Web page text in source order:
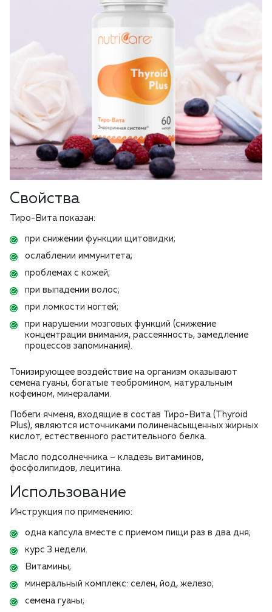
Свойства
Тиро-Вита показан:
при снижении функции щитовидки;
ослаблении иммунитета;
проблемах с кожей;
при выпадении волос;
при ломкости ногтей;
при нарушении мозговых функций (снижение
концентрации внимания, рассеянность, замедление
процессов запоминания).
Тонизирующее воздействие на организм оказывают
семена гуаны, богатые теобромином, натуральным
кофеином, минералами.
Побеги ячменя, входящие в состав Тиро-Вита (Thyroid
Plus), являются источниками полиненасыщенных жирных
кислот, естественного растительного белка.
Масло подсолнечника – кладезь витаминов,
фосфолипидов, лецитина.
Использование
Инструкция по применению:
одна капсула вместе с приемом пищи раз в два дня;
курс 3 недели.
Витамины;
минеральный комплекс: селен, йод, железо;
семена гуаны;